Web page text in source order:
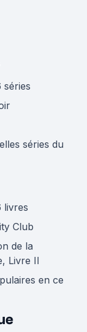
séries
séries du
livres
Club
de la
Livre II
en ce